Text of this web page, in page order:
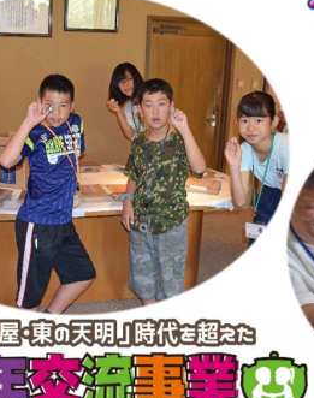
ム
検